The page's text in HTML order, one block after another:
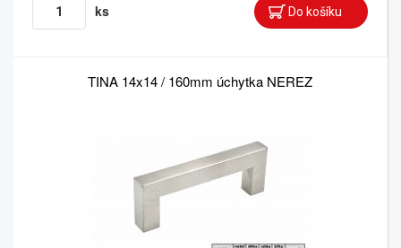
ks
TINA 14x14 / 160mm úchytka NEREZ